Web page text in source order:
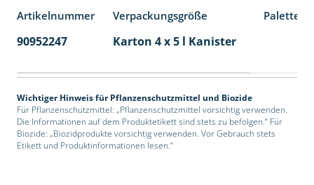
Artikelnummer Verpackungsgröße
90952247 Karton 4 x 5 l Kanister
Wichtiger Hinweis für Pflanzenschutzmittel und Biozide
Für Pflanzenschutzmittel: „Pflanzenschutzmittel vorsichtig verwenden.
Die Informationen auf dem Produktetikett sind stets zu befolgen.“ Für
Biozide: „Biozidprodukte vorsichtig verwenden. Vor Gebrauch stets
Etikett und Produktinformationen lesen.“